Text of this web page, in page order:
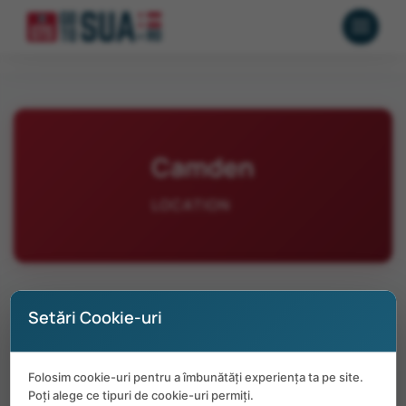
Camden
LOCATION
moment.
Setări Cookie-uri
Folosim cookie-uri pentru a îmbunătăți experiența ta pe site.
Poți alege ce tipuri de cookie-uri permiți.